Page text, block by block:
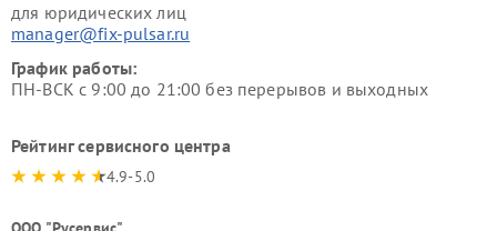
для юридических лиц
manager@fix-pulsar.ru
График работы:
ПН-ВСК с 9:00 до 21:00 без перерывов и выходных
Рейтинг сервисного центра
4.9-5.0